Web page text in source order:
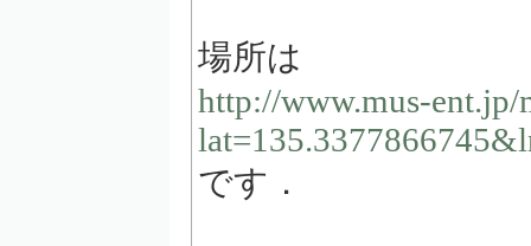
場所は
http://www.mus-ent.jp/
です．